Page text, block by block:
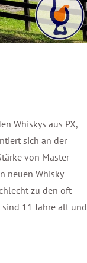
Whiskys aus PX,
sich an der
von Master
neuen Whisky
zu den oft
11 Jahre alt und